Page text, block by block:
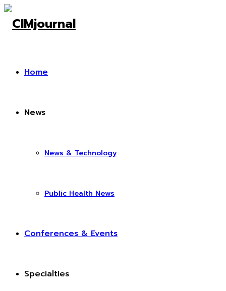
Home
News
News & Technology
Public Health News
Conferences & Events
Specialties